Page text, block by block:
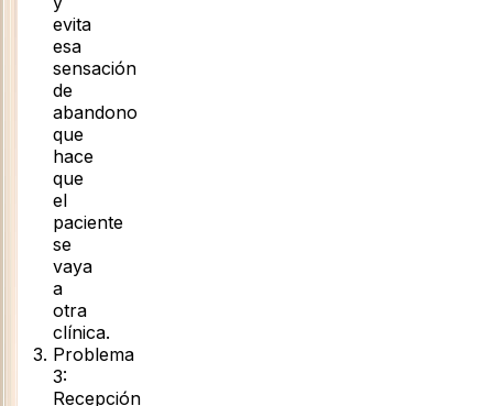
evita
esa
sensación
de
abandono
que
hace
que
el
paciente
se
vaya
a
otra
clínica.
Problema
3:
Recepción